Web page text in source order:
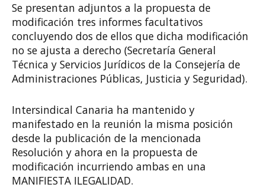
Se presentan adjuntos a la propuesta de
modificación tres informes facultativos
concluyendo dos de ellos que dicha modificación
no se ajusta a derecho (Secretaría General
Técnica y Servicios Jurídicos de la Consejería de
Administraciones Públicas, Justicia y Seguridad).
Intersindical Canaria ha mantenido y
manifestado en la reunión la misma posición
desde la publicación de la mencionada
Resolución y ahora en la propuesta de
modificación incurriendo ambas en una
MANIFIESTA ILEGALIDAD.